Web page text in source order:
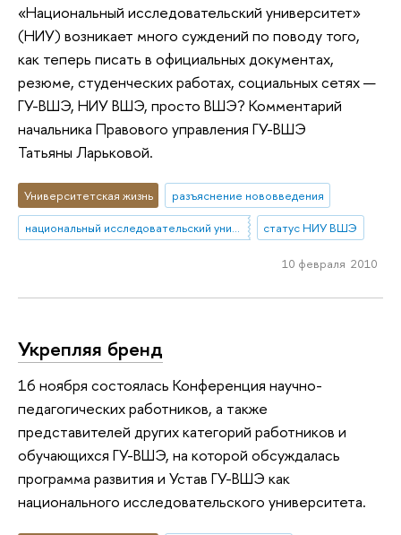
«Национальный исследовательский университет»
(НИУ) возникает много суждений по поводу того,
как теперь писать в официальных документах,
резюме, студенческих работах, социальных сетях —
ГУ-ВШЭ, НИУ ВШЭ, просто ВШЭ? Комментарий
начальника Правового управления ГУ-ВШЭ
Татьяны Ларьковой.
Университетская жизнь
разъяснение нововведения
национальный исследовательский университет
статус НИУ ВШЭ
10 февраля 2010
Укрепляя бренд
16 ноября состоялась Конференция научно-
педагогических работников, а также
представителей других категорий работников и
обучающихся ГУ-ВШЭ, на которой обсуждалась
программа развития и Устав ГУ-ВШЭ как
национального исследовательского университета.